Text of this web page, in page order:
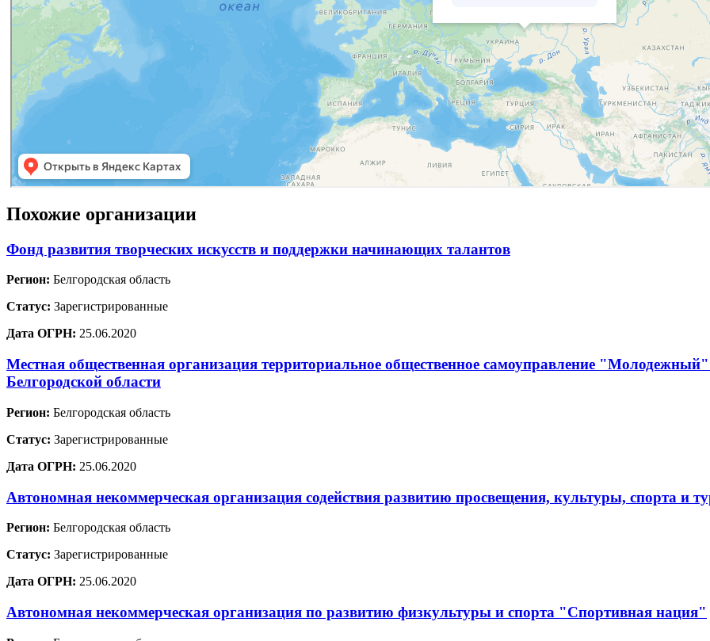
Похожие организации
Фонд развития творческих искусств и поддержки начинающих талантов
Регион: Белгородская область
Статус: Зарегистрированные
Дата ОГРН: 25.06.2020
Местная общественная организация территориальное общественное самоуправление
Белгородской области
Регион: Белгородская область
Статус: Зарегистрированные
Дата ОГРН: 25.06.2020
Автономная некоммерческая организация содействия развитию просвещения, культуры, спорта
Регион: Белгородская область
Статус: Зарегистрированные
Дата ОГРН: 25.06.2020
Автономная некоммерческая организация по развитию физкультуры и спорта "Спортивная нация"